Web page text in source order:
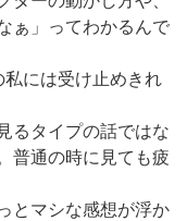
ぁ」ってわかるんで
には受け止めきれ
るタイプの話ではな
普通の時に見ても疲
とマシな感想が浮か